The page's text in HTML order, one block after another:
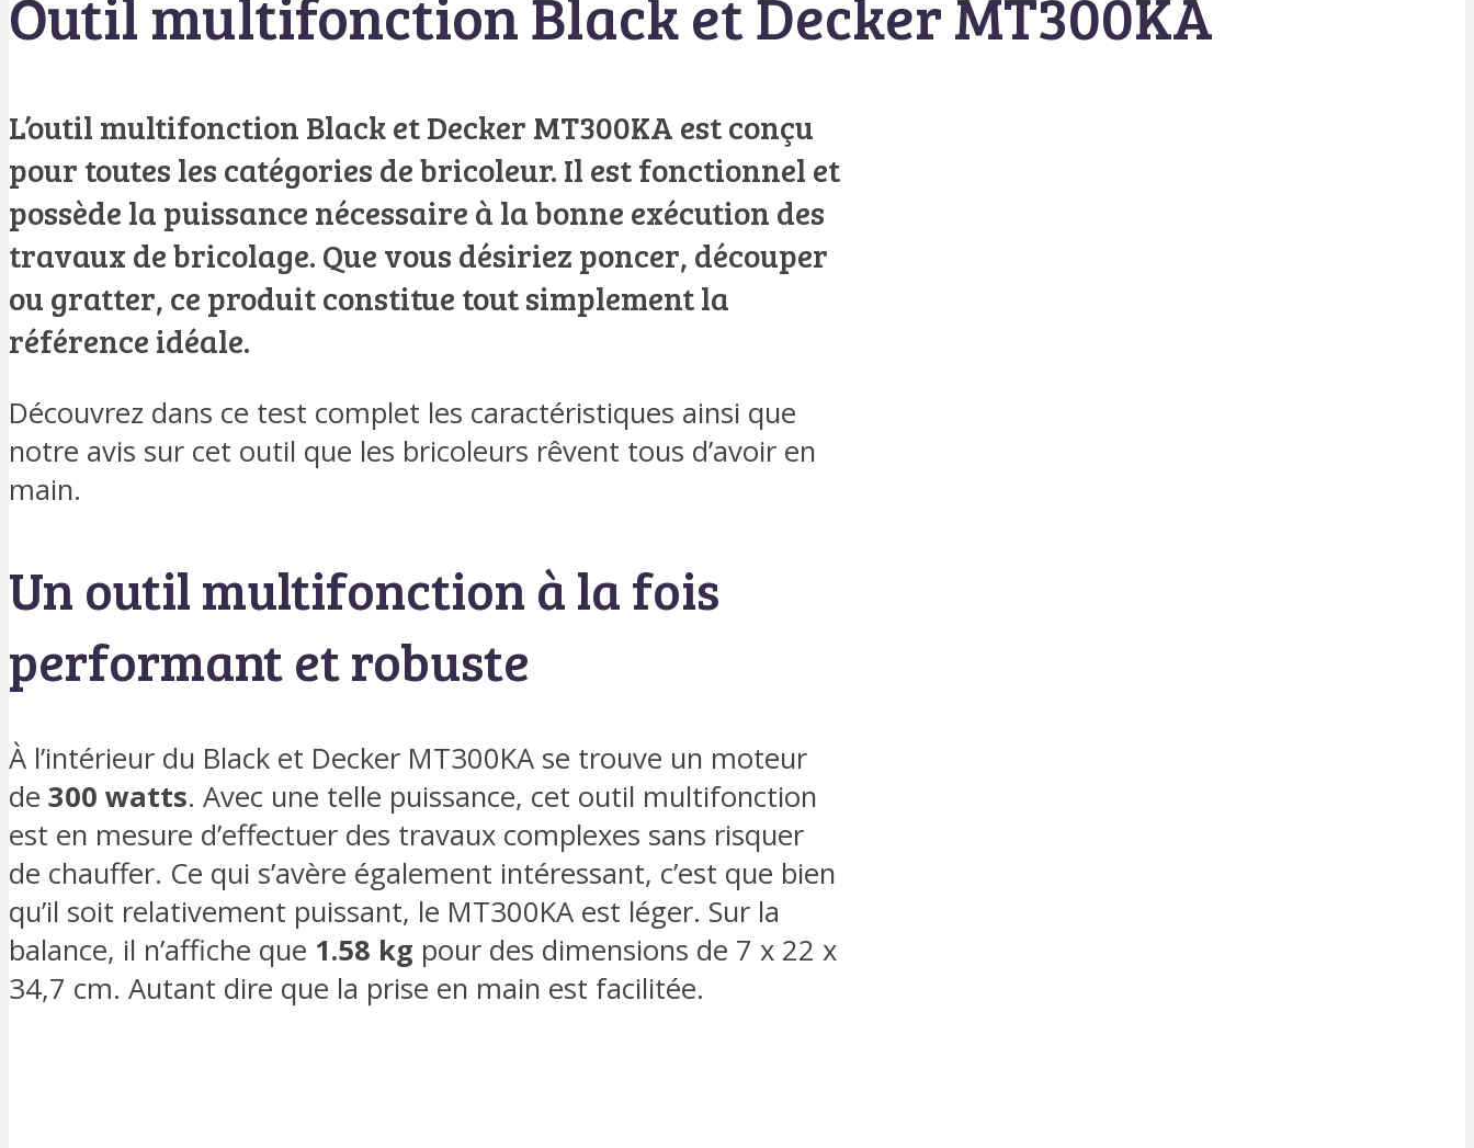
L’outil multifonction Black et Decker MT300KA est conçu
pour toutes les catégories de bricoleur. Il est fonctionnel et
possède la puissance nécessaire à la bonne exécution des
travaux de bricolage. Que vous désiriez poncer, découper
ou gratter, ce produit constitue tout simplement la
référence idéale.
Découvrez dans ce test complet les caractéristiques ainsi que
notre avis sur cet outil que les bricoleurs rêvent tous d’avoir en
main.
Un outil multifonction à la fois
performant et robuste
À l’intérieur du Black et Decker MT300KA se trouve un moteur
de 300 watts. Avec une telle puissance, cet outil multifonction
est en mesure d’effectuer des travaux complexes sans risquer
de chauffer. Ce qui s’avère également intéressant, c’est que bien
qu’il soit relativement puissant, le MT300KA est léger. Sur la
balance, il n’affiche que 1.58 kg pour des dimensions de 7 x 22 x
34,7 cm. Autant dire que la prise en main est facilitée.